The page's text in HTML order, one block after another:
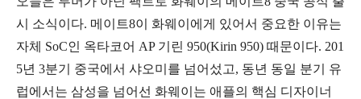
시 소식이다. 메이트8이 화웨이에게 있어서 중요한 이유는
자체 SoC인 옥타코어 AP 기린 950(Kirin 950) 때문이다. 201
5년 3분기 중국에서 샤오미를 넘어섰고, 동년 동일 분기 유
럽에서는 삼성을 넘어선 화웨이는 애플의 핵심 디자이너